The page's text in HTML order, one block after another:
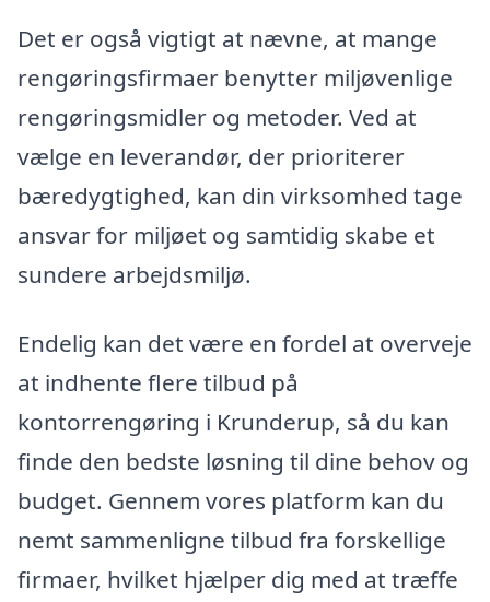
Det er også vigtigt at nævne, at mange
rengøringsfirmaer benytter miljøvenlige
rengøringsmidler og metoder. Ved at
vælge en leverandør, der prioriterer
bæredygtighed, kan din virksomhed tage
ansvar for miljøet og samtidig skabe et
sundere arbejdsmiljø.
Endelig kan det være en fordel at overveje
at indhente flere tilbud på
kontorrengøring i Krunderup, så du kan
finde den bedste løsning til dine behov og
budget. Gennem vores platform kan du
nemt sammenligne tilbud fra forskellige
firmaer, hvilket hjælper dig med at træffe